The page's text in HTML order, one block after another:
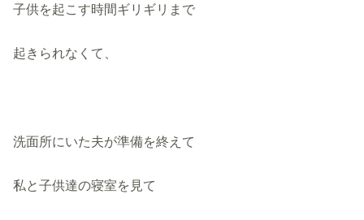
子供を起こす時間ギリギリまで
起きられなくて、
洗面所にいた夫が準備を終えて
私と子供達の寝室を見て